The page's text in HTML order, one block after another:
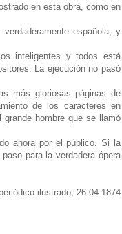
en esta obra, como en
española, y
inteligentes y todos está
La ejecución no pasó
más gloriosas páginas de
de los caracteres en
hombre que se llamó
ahora por el público. Si la
para la verdadera ópera
ilustrado; 26-04-1874